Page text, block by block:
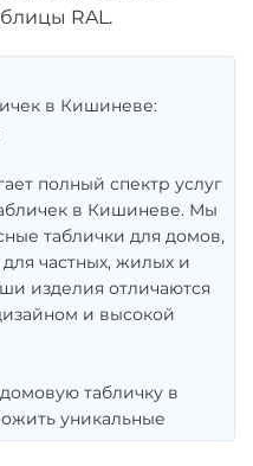
RAL.
в Кишиневе:
полный спектр услуг
в Кишиневе. Мы
таблички для домов,
частных, жилых и
изделия отличаются
и высокой
табличку в
уникальные
с учетом